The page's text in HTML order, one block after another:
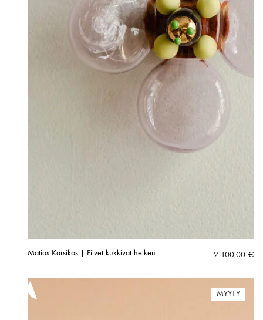
Matias Karsikas | Pilvet kukkivat hetken 2 100,00 €
MYYTY